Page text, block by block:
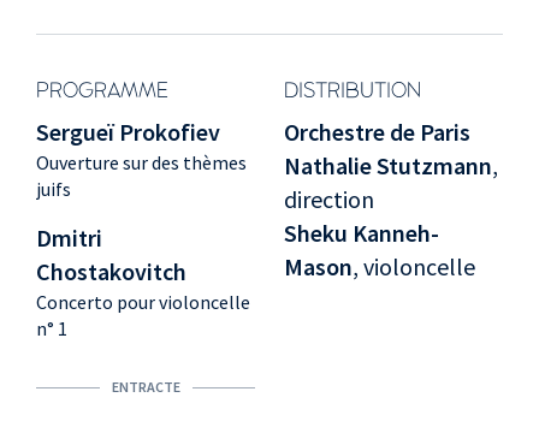
PROGRAMME DISTRIBUTION
Sergueï Prokofiev
Ouverture sur des thèmes
juifs
Dmitri
Chostakovitch
Concerto pour violoncelle
n° 1
ENTRACTE
Orchestre de Paris
Nathalie Stutzmann,
direction
Sheku Kanneh-
Mason, violoncelle